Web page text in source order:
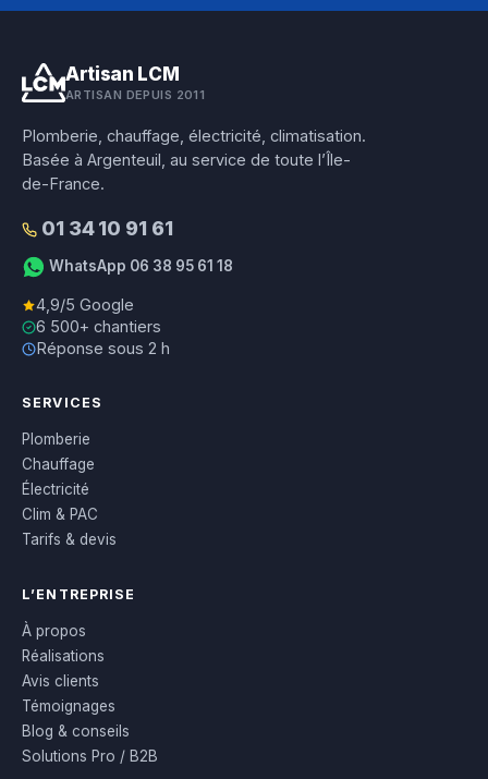
Artisan LCM
ARTISAN DEPUIS 2011
Plomberie, chauffage, électricité, climatisation.
Basée à Argenteuil, au service de toute l’Île-
de-France.
01 34 10 91 61
WhatsApp 06 38 95 61 18
4,9/5 Google
6 500+ chantiers
Réponse sous 2 h
SERVICES
Plomberie
Chauffage
Électricité
Clim & PAC
Tarifs & devis
L’ENTREPRISE
À propos
Réalisations
Avis clients
Témoignages
Blog & conseils
Solutions Pro / B2B